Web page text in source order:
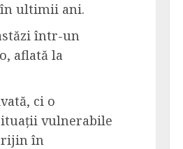
ultimii ani.
într-un
aflată la
ci o
vulnerabile
în